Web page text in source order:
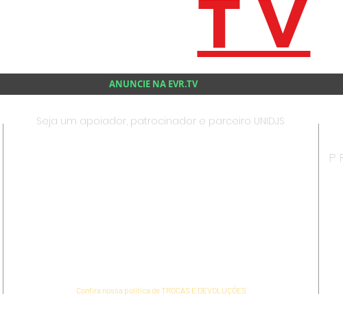
T V
ANUNCIE NA EVR.TV
Seja um apoiador, patrocinador e parceiro UNIDJS
Confira nossa política de TROCAS E DEVOLUÇÕES